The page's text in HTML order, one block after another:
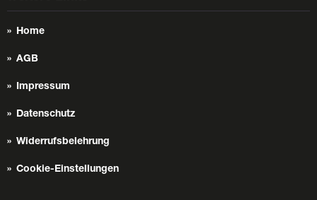
Home
AGB
Impressum
Datenschutz
Widerrufsbelehrung
Cookie-Einstellungen